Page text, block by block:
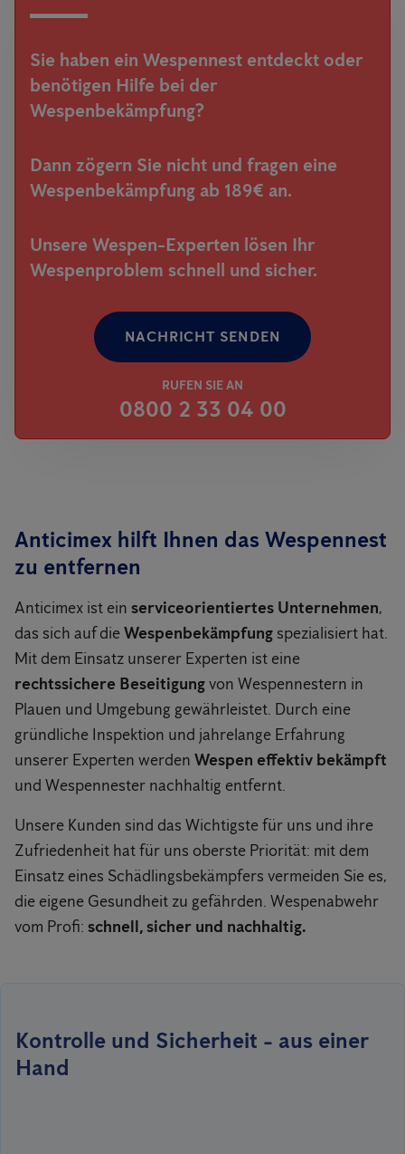
Sie haben ein Wespennest entdeckt oder
benötigen Hilfe bei der
Wespenbekämpfung?
Dann zögern Sie nicht und fragen eine
Wespenbekämpfung ab 189€ an.
Unsere Wespen-Experten lösen Ihr
Wespenproblem schnell und sicher.
NACHRICHT SENDEN
RUFEN SIE AN
0800 2 33 04 00
Anticimex hilft Ihnen das Wespennest
zu entfernen
Anticimex ist ein serviceorientiertes Unternehmen,
das sich auf dieWespenbekämpfung spezialisiert hat.
Mit dem Einsatz unserer Experten ist eine
rechtssichere Beseitigungvon Wespennestern in
Plauen und Umgebung gewährleistet. Durch eine
gründliche Inspektion und jahrelange Erfahrung
unserer Experten werden Wespen effektiv bekämpft
und Wespennester nachhaltig entfernt.
Unsere Kunden sind das Wichtigste für uns und ihre
Zufriedenheit hat für uns oberste Priorität: mit dem
Einsatz eines Schädlingsbekämpfers vermeiden Sie es,
die eigene Gesundheit zu gefährden. Wespenabwehr
vom Profi: schnell, sicher und nachhaltig.
Kontrolle und Sicherheit - aus einer
Hand